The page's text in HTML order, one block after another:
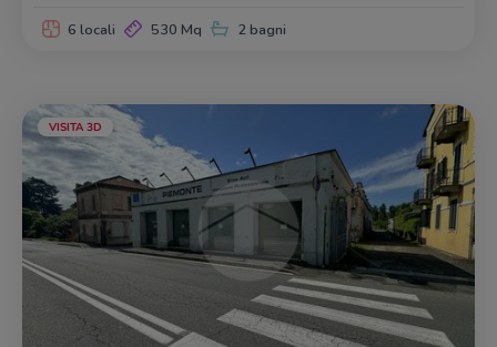
6 locali 530 Mq 2 bagni
VISITA 3D